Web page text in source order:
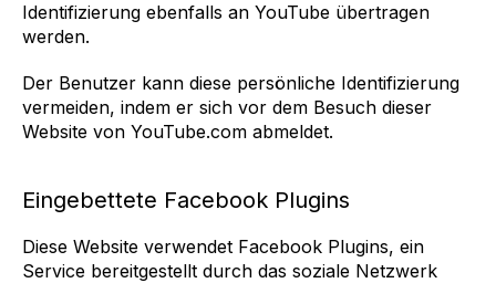
Identifizierung ebenfalls an YouTube übertragen
werden.
Der Benutzer kann diese persönliche Identifizierung
vermeiden, indem er sich vor dem Besuch dieser
Website von YouTube.com abmeldet.
Eingebettete Facebook Plugins
Diese Website verwendet Facebook Plugins, ein
Service bereitgestellt durch das soziale Netzwerk